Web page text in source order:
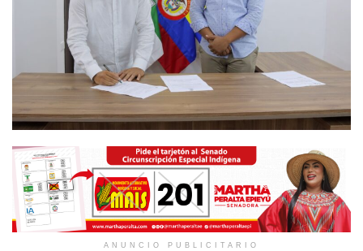
ANUNCIO PUBLICITARIO